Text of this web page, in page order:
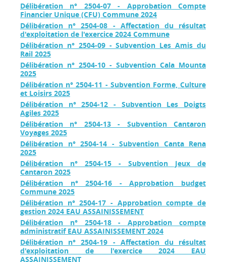
Délibération n° 2504-07 - Approbation Compte
Financier Unique (CFU) Commune 2024
Délibération n° 2504-08 - Affectation du résultat
d'exploitation de l'exercice 2024 Commune
Délibération n° 2504-09 - Subvention Les Amis du
Rail 2025
Délibération n° 2504-10 - Subvention Cala Mounta
2025
Délibération n° 2504-11 - Subvention Forme, Culture
et Loisirs 2025
Délibération n° 2504-12 - Subvention Les Doigts
Agiles 2025
Délibération n° 2504-13 - Subvention Cantaron
Voyages 2025
Délibération n° 2504-14 - Subvention Canta Rena
2025
Délibération n° 2504-15 - Subvention Jeux de
Cantaron 2025
Délibération n° 2504-16 - Approbation budget
Commune 2025
Délibération n° 2504-17 - Approbation compte de
gestion 2024 EAU ASSAINISSEMENT
Délibération n° 2504-18 - Approbation compte
administratif EAU ASSAINISSEMENT 2024
Délibération n° 2504-19 - Affectation du résultat
d'exploitation de l'exercice 2024 EAU
ASSAINISSEMENT